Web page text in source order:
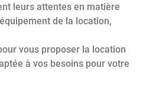
leurs attentes en matière
de la location,
vous proposer la location
à vos besoins pour votre